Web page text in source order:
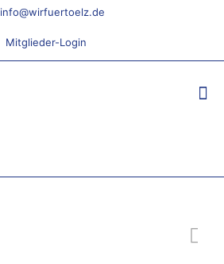
info@wirfuertoelz.de
Mitglieder-Login